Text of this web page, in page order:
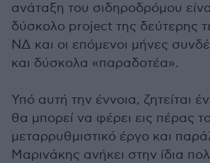
ανάταξη του σιδηροδρόμου
δύσκολο project της δεύτερης
ΝΔ και οι επόμενοι μήνες
και δύσκολα «παραδοτέα».
Υπό αυτή την έννοια, ζητείται
θα μπορεί να φέρει εις πέρας
μεταρρυθμιστικό έργο και
Μαρινάκης ανήκει στην ίδια